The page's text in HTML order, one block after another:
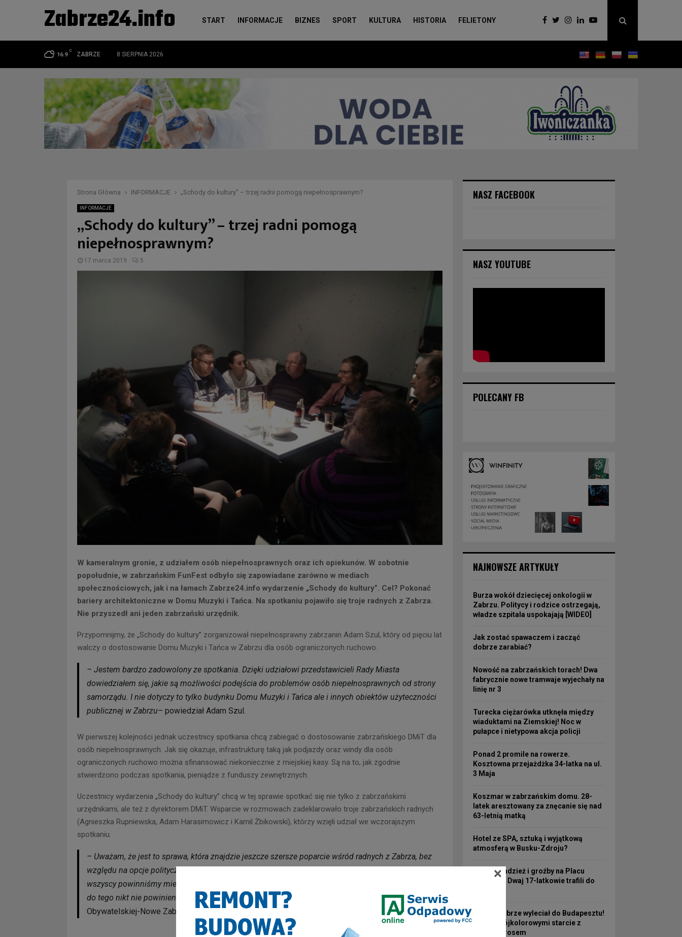
Zabrze24.info START INFORMACJE BIZNES SPORT KULTURA HISTORIA FELIETONY
16.9
C
ZABRZE 8 SIERPNIA 2026
Strona Główna INFORMACJE „Schody do kultury” – trzej radni pomogą niepełnosprawnym?
INFORMACJE
„Schody do kultury” – trzej radni pomogą
niepełnosprawnym?
17 marca 2019 5
W kameralnym gronie, z udziałem osób niepełnosprawnych oraz ich opiekunów. W sobotnie
popołudnie, w zabrzańskim FunFest odbyło się zapowiadane zarówno w mediach
społecznościowych, jak i na łamach Zabrze24.info wydarzenie „Schody do kultury”. Cel? Pokonać
bariery architektoniczne w Domu Muzyki i Tańca. Na spotkaniu pojawiło się troje radnych z Zabrza.
Nie przyszedł ani jeden zabrzański urzędnik.
Przypomnijmy, że „Schody do kultury” zorganizował niepełnosprawny zabrzanin Adam Szul, który od pięciu lat
walczy o dostosowanie Domu Muzyki i Tańca w Zabrzu dla osób ograniczonych ruchowo.
– Jestem bardzo zadowolony ze spotkania. Dzięki udziałowi przedstawicieli Rady Miasta
dowiedziałem się, jakie są możliwości podejścia do problemów osób niepełnosprawnych od strony
samorządu. I nie dotyczy to tylko budynku Domu Muzyki i Tańca ale i innych obiektów użyteczności
publicznej w Zabrzu– powiedział Adam Szul.
W pierwszej kolejności jednak uczestnicy spotkania chcą zabiegać o dostosowanie zabrzańskiego DMiT dla
osób niepełnosprawnych. Jak się okazuje, infrastrukturę taką jak podjazdy oraz windy dla osób
ograniczonych ruchowo można sfinansować niekoniecznie z miejskiej kasy. Są na to, jak zgodnie
stwierdzono podczas spotkania, pieniądze z funduszy zewnętrznych.
Uczestnicy wydarzenia „Schody do kultury” chcą w tej sprawie spotkać się nie tylko z zabrzańskimi
urzędnikami, ale też z dyrektorem DMiT. Wsparcie w rozmowach zadeklarowało troje zabrzańskich radnych
(Agnieszka Rupniewska, Adam Harasimowicz i Kamil Żbikowski), którzy wzięli udział we wczorajszym
spotkaniu.
– Uważam, że jest to sprawa, która znajdzie jeszcze szersze poparcie wśród radnych z Zabrza, bez
względu na opcje polityczną czy jakiekolwiek podziały. Wszyscy jesteśmy mieszkańcami Zabrza i
wszyscy powinniśmy mieć możliwość korzystania nie tylko z oferty kulturalnej naszego miasta i co
do tego nikt nie powinien mieć wątpliwości – stwierdził Adam Harasimowicz radny Koalicji
Obywatelskiej-Nowe Zabrze.
NASZ FACEBOOK
NASZ YOUTUBE
POLECANY FB
NAJNOWSZE ARTYKUŁY
Burza wokół dziecięcej onkologii w
Zabrzu. Politycy i rodzice ostrzegają,
władze szpitala uspokajają [WIDEO]
Jak zostać spawaczem i zacząć
dobrze zarabiać?
Nowość na zabrzańskich torach! Dwa
fabrycznie nowe tramwaje wyjechały na
linię nr 3
Turecka ciężarówka utknęła między
wiaduktami na Ziemskiej! Noc w
pułapce i nietypowa akcja policji
Ponad 2 promile na rowerze.
Kosztowna przejażdżka 34-latka na ul.
3 Maja
Koszmar w zabrzańskim domu. 28-
latek aresztowany za znęcanie się nad
63-letnią matką
Hotel ze SPA, sztuką i wyjątkową
atmosferą w Busku-Zdroju?
Nocna kradzież i groźby na Placu
Wolności! Dwaj 17-latkowie trafili do
Górnik Zabrze wyleciał do Budapesztu!
Przed Trójkolorowymi starcie z
Ferencvárosem
×